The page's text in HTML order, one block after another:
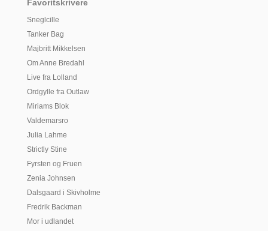
Favoritskrivere
Sneglcille
Tanker Bag
Majbritt Mikkelsen
Om Anne Bredahl
Live fra Lolland
Ordgylle fra Outlaw
Miriams Blok
Valdemarsro
Julia Lahme
Strictly Stine
Fyrsten og Fruen
Zenia Johnsen
Dalsgaard i Skivholme
Fredrik Backman
Mor i udlandet